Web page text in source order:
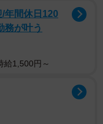
がるのは、地上では
年間休日120
務が叶う
給1,500円～